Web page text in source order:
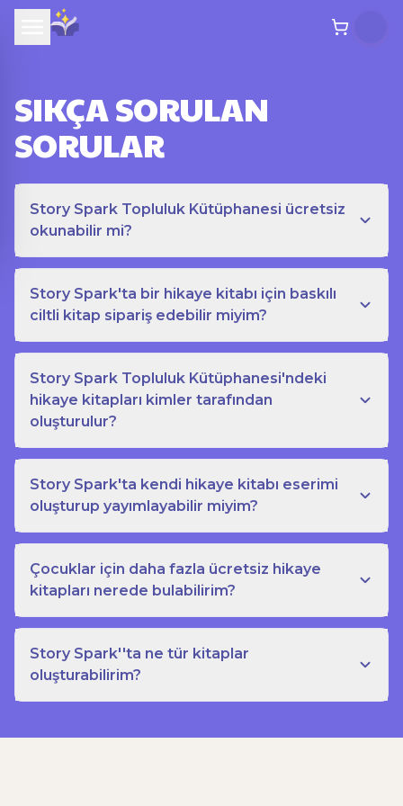
SIKÇA SORULAN
SORULAR
Story Spark Topluluk Kütüphanesi ücretsiz
okunabilir mi?
Story Spark'ta bir hikaye kitabı için baskılı
ciltli kitap sipariş edebilir miyim?
Story Spark Topluluk Kütüphanesi'ndeki
hikaye kitapları kimler tarafından
oluşturulur?
Story Spark'ta kendi hikaye kitabı eserimi
oluşturup yayımlayabilir miyim?
Çocuklar için daha fazla ücretsiz hikaye
kitapları nerede bulabilirim?
Story Spark''ta ne tür kitaplar
oluşturabilirim?